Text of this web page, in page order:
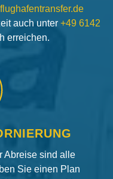
auch unter +49 6142
erreichen.
Abreise sind alle
Sie einen Plan